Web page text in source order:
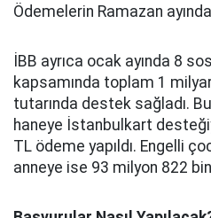
Ödemelerin Ramazan
İBB ayrıca ocak ayında 8
kapsamında toplam 1
tutarında destek sağladı.
haneye İstanbulkart
TL ödeme yapıldı. Engelli
anneye ise 93 milyon 822